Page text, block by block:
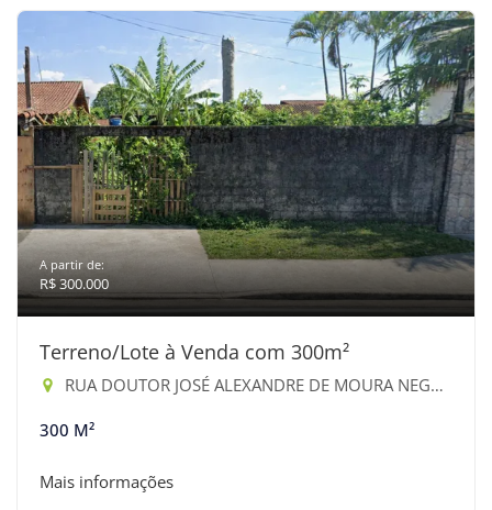
A partir de:
R$ 300.000
Terreno/Lote à Venda com 300m²
RUA DOUTOR JOSÉ ALEXANDRE DE MOURA NEGRINI - Vista Linda, Bertioga-SP
300 M²
Mais informações